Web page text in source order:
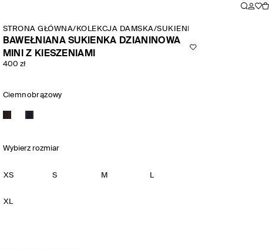
STRONA GŁÓWNA/ KOLEKCJA DAMSKA/SUKIENKI
BAWEŁNIANA SUKIENKA DZIANINOWA
MINI Z KIESZENIAMI
400 zł
Ciemnobrązowy
Wybierz rozmiar
XS S M L
XL